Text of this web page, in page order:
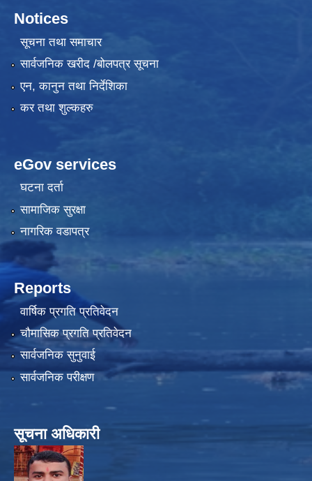
Notices
सूचना तथा समाचार
सार्वजनिक खरीद /बोलपत्र सूचना
एन, कानुन तथा निर्देशिका
कर तथा शुल्कहरु
eGov services
घटना दर्ता
सामाजिक सुरक्षा
नागरिक वडापत्र
Reports
वार्षिक प्रगति प्रतिवेदन
चौमासिक प्रगति प्रतिवेदन
सार्वजनिक सुनुवाई
सार्वजनिक परीक्षण
सूचना अधिकारी